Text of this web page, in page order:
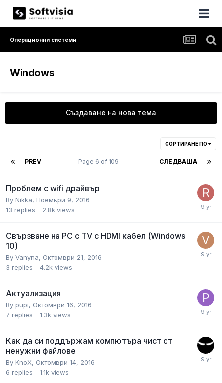
Операционни системи
Windows
Създаване на нова тема
СОРТИРАНЕ ПО
PREV СЛЕДВАЩА
Page 6 of 109
Проблем с wifi драйвър
By Nikka, Ноември 9, 2016
13 replies 2.8k views
Свързване на PC с TV с HDMI кабел (Windows
10)
By Vanyna, Октомври 21, 2016
3 replies 4.2k views
Актуализация
By pupi, Октомври 16, 2016
7 replies 1.3k views
Как да си поддържам компютъра чист от
ненужни файлове
By KnoX, Октомври 14, 2016
6 replies 1.1k views